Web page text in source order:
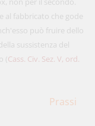
al fabbricato che gode
può fruire dello
sussistenza del
(Cass. Civ. Sez. V, ord.
Prassi